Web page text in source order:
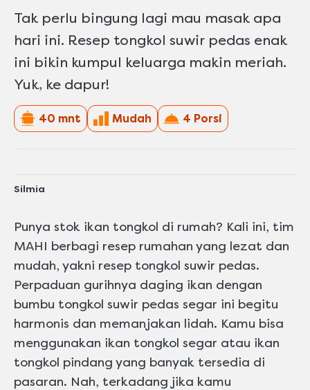
Tak perlu bingung lagi mau masak apa
hari ini. Resep tongkol suwir pedas enak
ini bikin kumpul keluarga makin meriah.
Yuk, ke dapur!
40 mnt Mudah 4 Porsi
Silmia
Punya stok ikan tongkol di rumah? Kali ini, tim
MAHI berbagi resep rumahan yang lezat dan
mudah, yakni resep tongkol suwir pedas.
Perpaduan gurihnya daging ikan dengan
bumbu tongkol suwir pedas segar ini begitu
harmonis dan memanjakan lidah. Kamu bisa
menggunakan ikan tongkol segar atau ikan
tongkol pindang yang banyak tersedia di
pasaran. Nah, terkadang jika kamu